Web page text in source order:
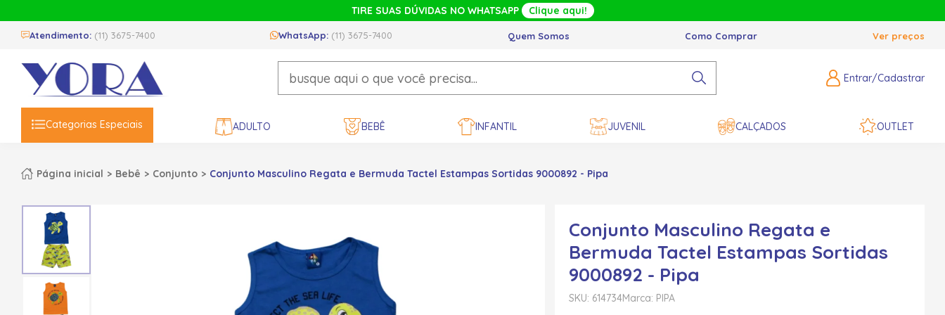
TIRE SUAS DÚVIDAS NO WHATSAPP Clique aqui!
Atendimento: (11) 3675-7400 WhatsApp: (11) 3675-7400 Quem Somos Como Comprar Ver preços
Entrar/Cadastrar
Categorias Especiais ADULTO BEBÊ INFANTIL JUVENIL CALÇADOS OUTLET
Página inicial Bebê Conjunto Conjunto Masculino Regata e Bermuda Tactel Estampas Sortidas 9000892 - Pipa
Conjunto Masculino Regata e
Bermuda Tactel Estampas Sortidas
9000892 - Pipa
SKU: 614734Marca: PIPA